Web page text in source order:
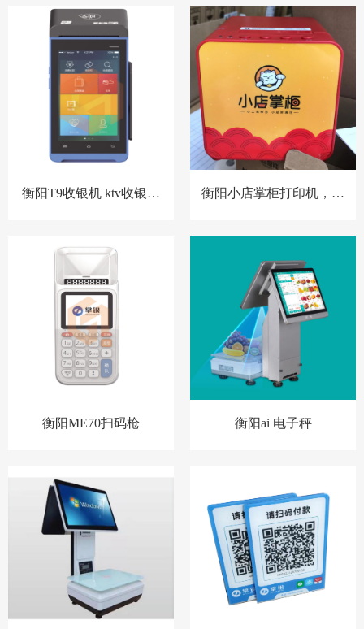
衡阳T9收银机 ktv收银系
衡阳小店掌柜打印机，扫
衡阳ME70扫码枪 衡阳ai 电子秤